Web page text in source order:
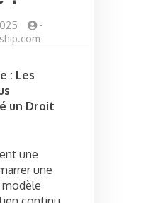
-
: Les
un Droit
une
une